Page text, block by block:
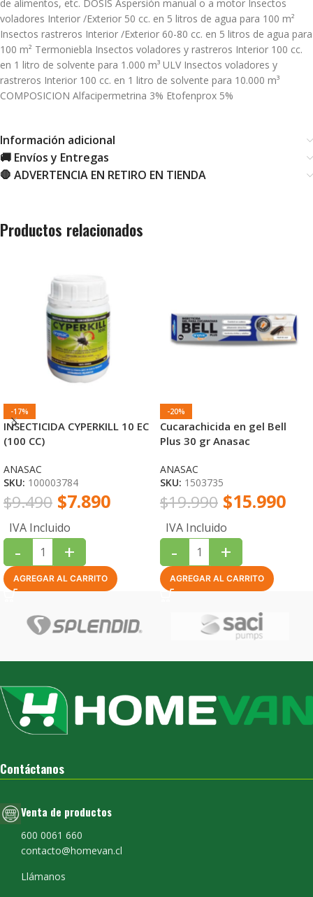
de alimentos, etc. DOSIS Aspersión manual o a motor Insectos
voladores Interior /Exterior 50 cc. en 5 litros de agua para 100 m²
Insectos rastreros Interior /Exterior 60-80 cc. en 5 litros de agua para
100 m² Termoniebla Insectos voladores y rastreros Interior 100 cc.
en 1 litro de solvente para 1.000 m³ ULV Insectos voladores y
rastreros Interior 100 cc. en 1 litro de solvente para 10.000 m³
COMPOSICION Alfacipermetrina 3% Etofenprox 5%
Información adicional
🚚 Envíos y Entregas
🛑 ADVERTENCIA EN RETIRO EN TIENDA
Productos relacionados
-17%
INSECTICIDA CYPERKILL 10 EC
(100 CC)
ANASAC
SKU: 100003784
$9.490 $7.890
IVA Incluido
- +
AGREGAR AL CARRITO
-20%
Cucarachicida en gel Bell
Plus 30 gr Anasac
ANASAC
SKU: 1503735
$19.990 $15.990
IVA Incluido
- +
AGREGAR AL CARRITO
Contáctanos
Venta de productos
600 0061 660
contacto@homevan.cl
Llámanos